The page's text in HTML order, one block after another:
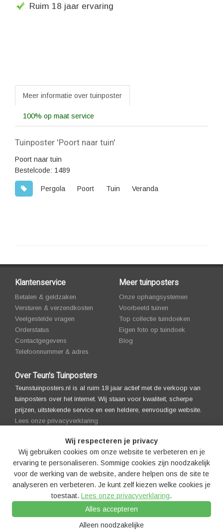
Ruim 18 jaar ervaring
Meer informatie over tuinposter
100% op maat service
Tuinposter 'Poort naar tuin'
Poort naar tuin
Bestelcode: 1489
Pergola Poort Tuin Veranda
Klantenservice
Betalen & geldzaken
Versturen & verzendkosten
Veelgestelde vragen
Orderstatus
Contactgegevens
Telefoonnummer & adres
Meer tuinposters
Onze ophangsystemen
Voorbeeld tuinen
Top collectie tuindoeken
Eigen foto op tuindoek
Blog
Over Teun's Tuinposters
Teunstuinposters.nl is al ruim 18 jaar actief met de verkoop van
tuinposters over het internet. Wij staan voor kwaliteit, scherpe
prijzen, uitstekende service en een heldere, eenvoudige website.
Lees onze privacyverklaring
© 2008-2026 Teun's Tuinposters |Algemenevoorwaarden |
Cookies|Cookie-instellingen
|Partners Sitemap
Wij respecteren je privacy
Wij gebruiken cookies om onze website te verbeteren en je
ervaring te personaliseren. Sommige cookies zijn noodzakelijk
voor de werking van de website, andere helpen ons de site te
analyseren en verbeteren. Je kunt zelf kiezen welke cookies je
toestaat. Lees onze privacyverklaring.
Alles accepteren
Alleen noodzakelijke